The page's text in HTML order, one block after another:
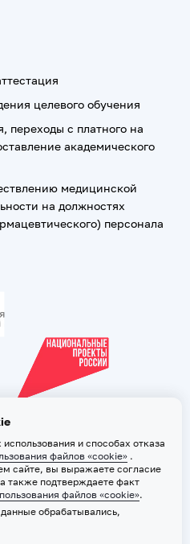
целевого обучения
переходы с платного на
академического
медицинской
на должностях
персонала
данных
и способах отказа
файлов «cookie» .
сайте, вы выражаете согласие
также подтверждаете факт
файлов «cookie».
обрабатывались,